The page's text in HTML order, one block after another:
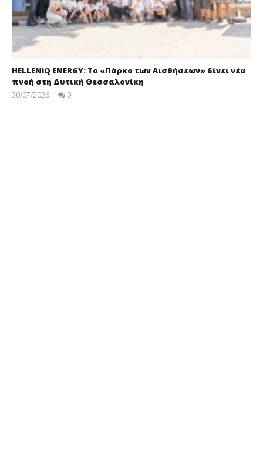
HELLENiQ ENERGY: Το «Πάρκο των Αισθήσεων» δίνει νέα
πνοή στη Δυτική Θεσσαλονίκη
30/07/2026 0